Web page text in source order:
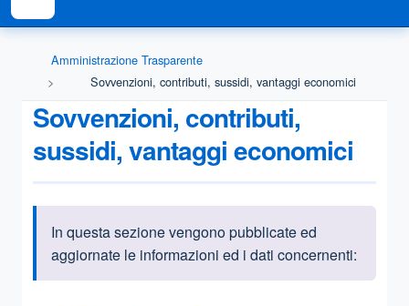
Amministrazione Trasparente
Sovvenzioni, contributi, sussidi, vantaggi economici
Sovvenzioni, contributi,
sussidi, vantaggi economici
Informazioni introduttive
In questa sezione vengono pubblicate ed
aggiornate le informazioni ed i dati concernenti: